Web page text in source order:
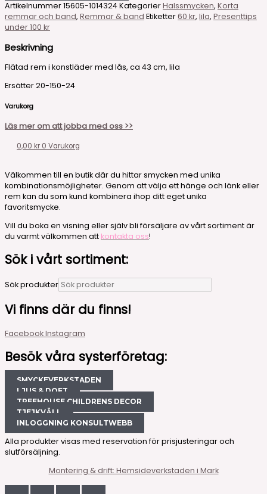
Artikelnummer15605-1014324KategorierHalssmycken, Korta
remmar och band, Remmar & band Etiketter60 kr, lila, Presenttips
under 100 kr
Beskrivning
Flätad rem i konstläder med lås, ca 43 cm, lila
Ersätter 20-150-24
Varukorg
Läs mer om att jobba med oss >>
0,00 kr 0 Varukorg
Välkommen till en butik där du hittar smycken med unika
kombinationsmöjligheter. Genom att välja ett hänge och länk eller
rem kan du som kund kombinera ihop ditt eget unika
favoritsmycke.
Vill du boka en visning eller själv bli försäljare av vårt sortiment är
du varmt välkommen att kontakta oss!
Sök i vårt sortiment:
Sök produkter
Vi finns där du finns!
FacebookInstagram
Besök våra systerföretag:
SMYCKEVERKSTADEN
LJUS & DOFT
TREEHOUSE CHILDRENS DECOR
TJEJKVÄLL
INLOGGNING KONSULTWEBB
Alla produkter visas med reservation för prisjusteringar och
slutförsäljning.
Montering & drift: Hemsideverkstaden i Mark